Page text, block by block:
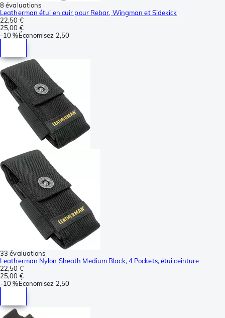
8 évaluations
Leatherman étui en cuir pour Rebar, Wingman et Sidekick
22,50 €
25,00 €
-10 %Économisez 2,50
33 évaluations
Leatherman Nylon Sheath Medium Black, 4 Pockets, étui ceinture
22,50 €
25,00 €
-10 %Économisez 2,50